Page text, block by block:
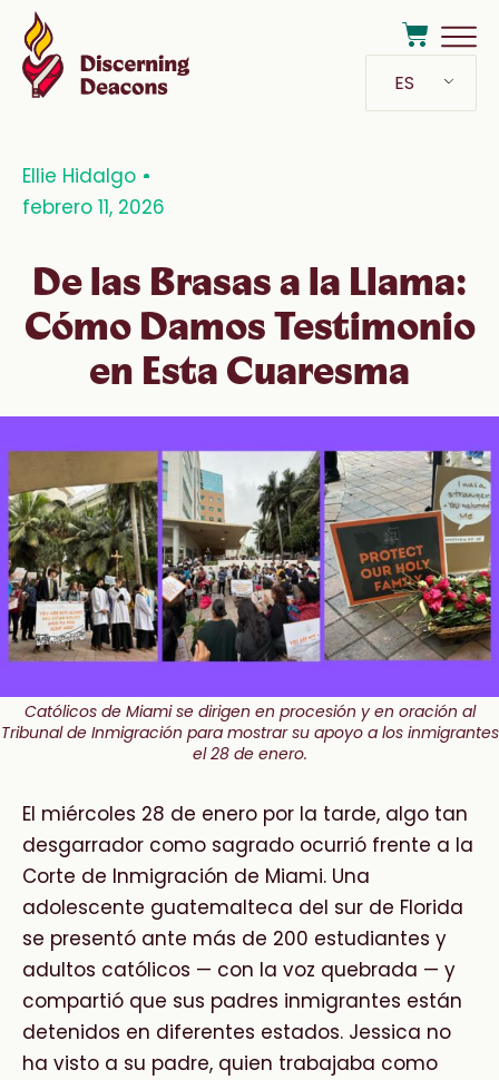
ES
Ellie Hidalgo
febrero 11, 2026
De las Brasas a la Llama:
Cómo Damos Testimonio
en Esta Cuaresma
Católicos de Miami se dirigen en procesión y en oración al
Tribunal de Inmigración para mostrar su apoyo a los inmigrantes
el 28 de enero.
El miércoles 28 de enero por la tarde, algo tan
desgarrador como sagrado ocurrió frente a la
Corte de Inmigración de Miami. Una
adolescente guatemalteca del sur de Florida
se presentó ante más de 200 estudiantes y
adultos católicos — con la voz quebrada — y
compartió que sus padres inmigrantes están
detenidos en diferentes estados. Jessica no
ha visto a su padre, quien trabajaba como